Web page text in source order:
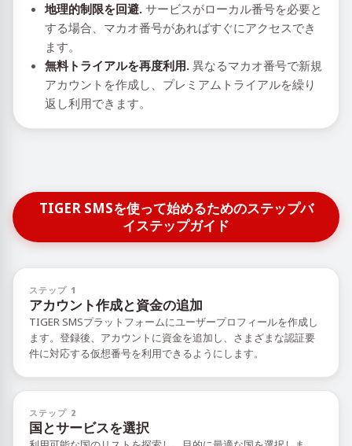
地理的制限を回避. サービスがローカル番号を必要と
する場合、マカオ番号があればすぐにアクセスでき
ます。
無料トライアルを再度利用. 異なるマカオ番号で新規
アカウントを作成し、プレミアムトライアルを繰り
返し利用できます。
TIGER SMSを使って始めるためのステップバ
イステップガイド
ステップ 1
アカウント作成と資金の追加
TIGER SMSプラットフォームにユーザープロフィールを作成し
ます。登録後、アカウントに資金を追加し、さまざまな認証要
件に対応する仮想番号を利用できるようにします。
ステップ 2
国とサービスを選択